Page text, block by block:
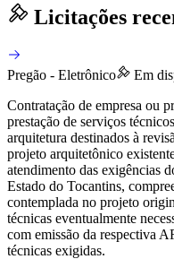
Licitações
Pregão - Eletrônico
Em
Contratação de empresa ou
prestação de serviços
arquitetura destinados à
projeto arquitetônico
atendimento das exigências
Estado do Tocantins,
contemplada no projeto
técnicas eventualmente
com emissão da respectiva
técnicas exigidas.